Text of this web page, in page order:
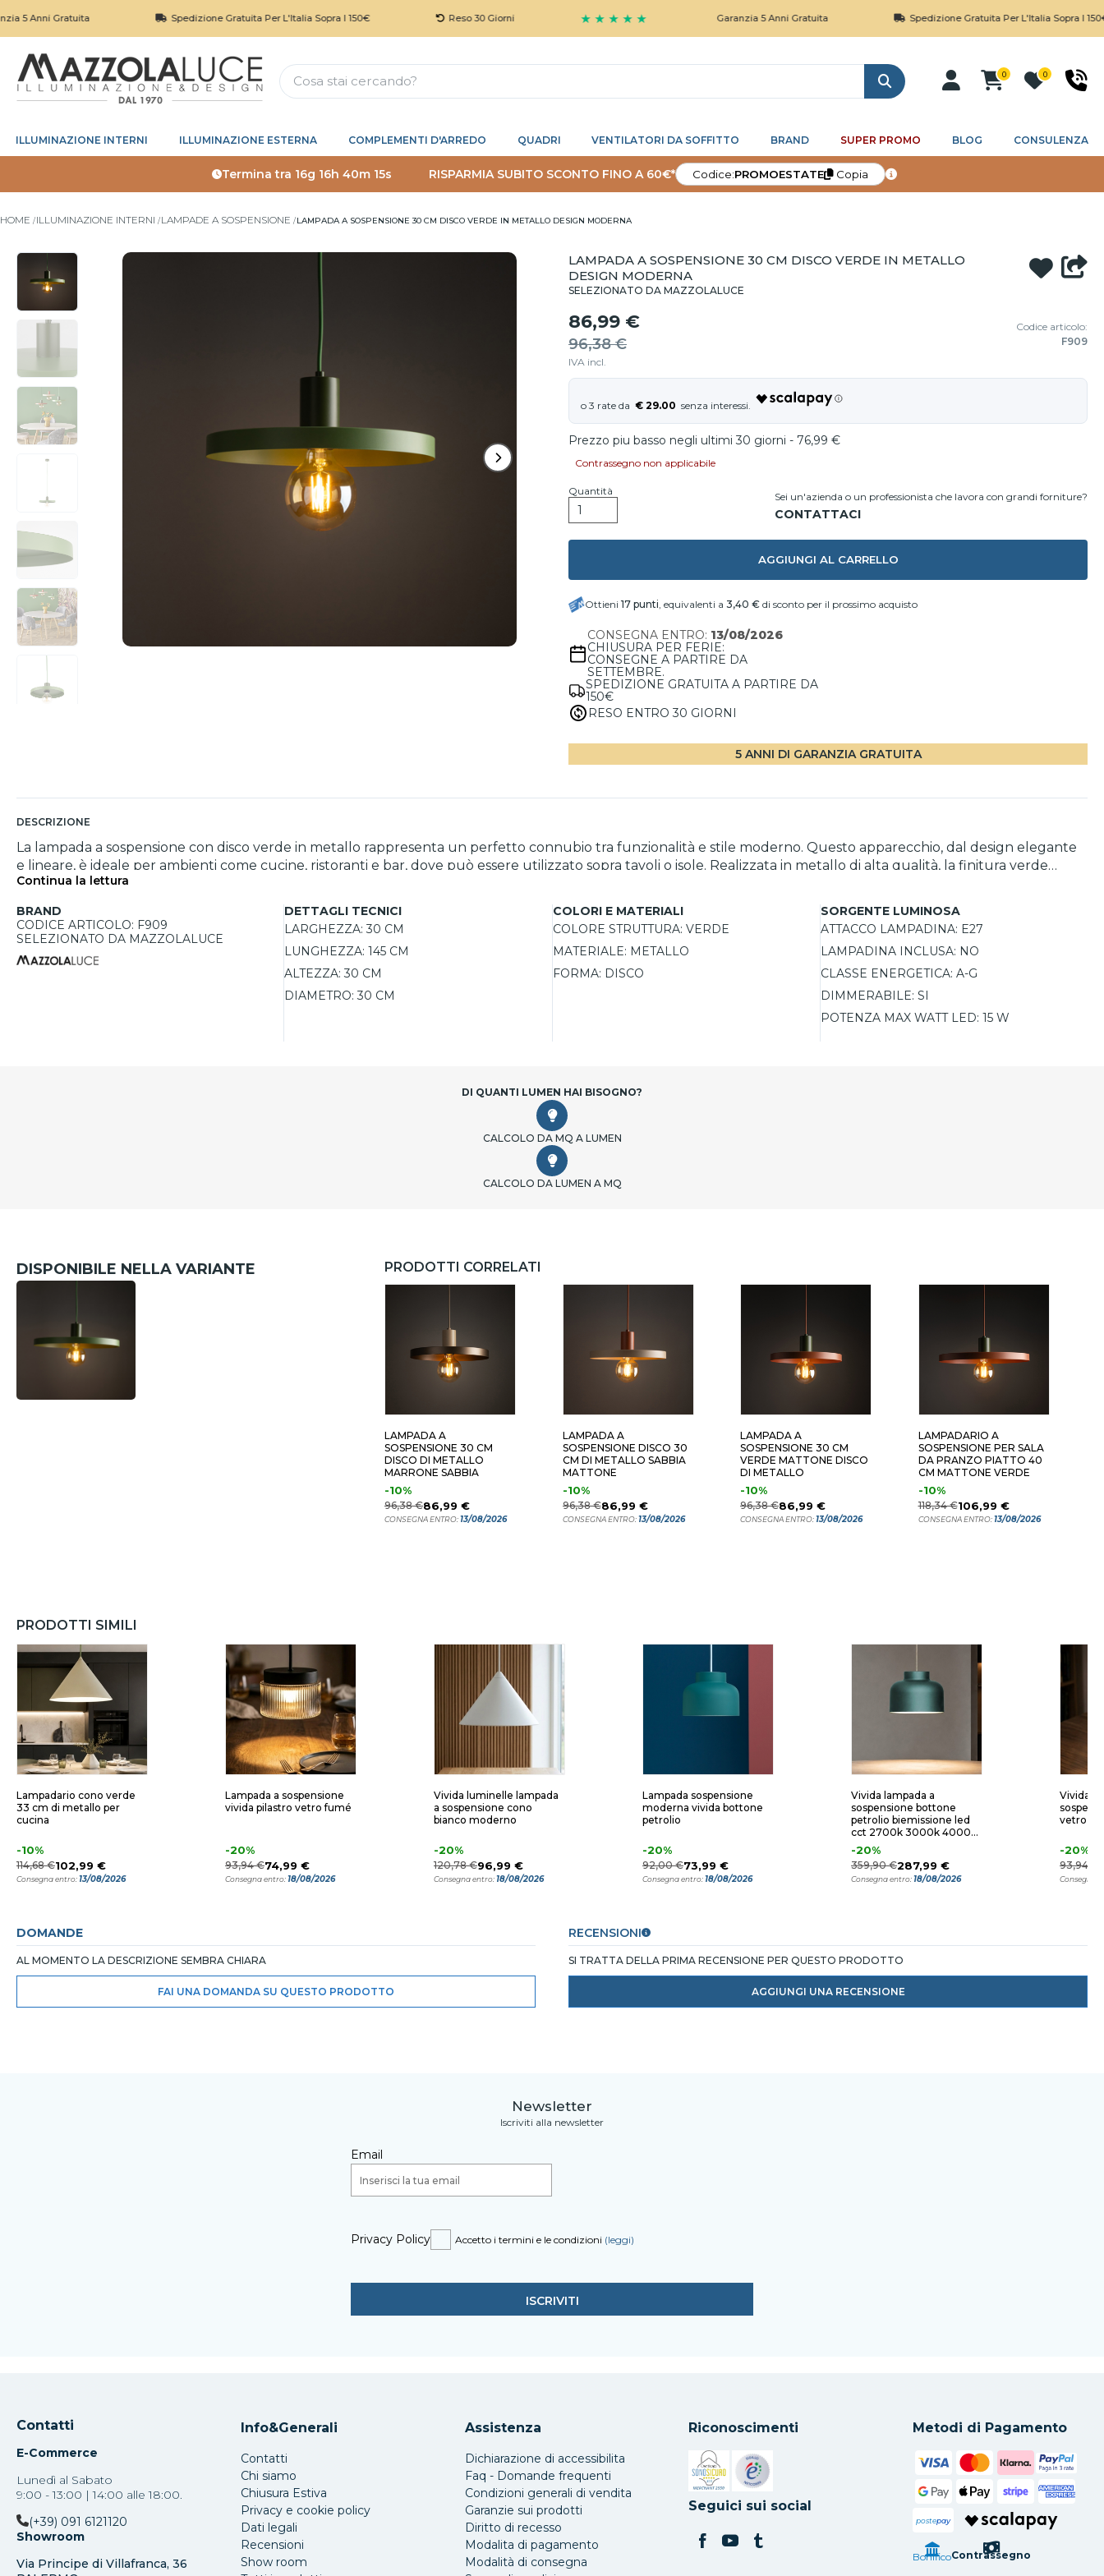
Gratuita Spedizione Gratuita Per L'Italia Sopra I 150€ Reso 30 Giorni ★ ★ ★ ★ ★ Garanzia 5 Anni Gratuita Spedizione Gratuita Per L'Italia Sopra I 150€
Cerca
0 0
ILLUMINAZIONE INTERNI ILLUMINAZIONE ESTERNA COMPLEMENTI D'ARREDO QUADRI VENTILATORI DA SOFFITTO BRAND SUPER PROMO BLOG CONSULENZA
Termina tra 16g 16h 40m 14s RISPARMIA SUBITO SCONTO FINO A 60€* Codice:PROMOESTATE Copia
HOME ILLUMINAZIONE INTERNI LAMPADE A SOSPENSIONE LAMPADA A SOSPENSIONE 30 CM DISCO VERDE IN METALLO DESIGN MODERNA
LAMPADA A SOSPENSIONE 30 CM DISCO VERDE IN METALLO
DESIGN MODERNA
SELEZIONATO DA MAZZOLALUCE
86,99 €
96,38 €
IVA incl.
Codice articolo:
F909
€ 29.00
Prezzo piu basso negli ultimi 30 giorni - 76,99 €
Contrassegno non applicabile
Quantità Sei un'azienda o un professionista che lavora con grandi forniture?
AGGIUNGI AL CARRELLO
Ottieni 17 punti, equivalenti a 3,40 € di sconto per il prossimo acquisto
CONSEGNA ENTRO: 13/08/2026
CHIUSURA PER FERIE:
CONSEGNE A PARTIRE DA
SETTEMBRE.
SPEDIZIONE GRATUITA A PARTIRE DA
150€
RESO ENTRO 30 GIORNI
5 ANNI DI GARANZIA GRATUITA
DESCRIZIONE
La lampada a sospensione con disco verde in metallo rappresenta un perfetto connubio tra funzionalità e stile moderno. Questo apparecchio, dal design elegante
e lineare, è ideale per ambienti come cucine, ristoranti e bar, dove può essere utilizzato sopra tavoli o isole. Realizzata in metallo di alta qualità, la finitura verde
conferisce un tocco fresco e contemporaneo, rendendola un elemento distintivo in qualsiasi spazio. La lampada è progettata per l'uso con lampadine E27,
consentendo di personalizzare l'intensità luminosa e la temperatura del colore in base alle esigenze. Grazie alla sua altezza regolabile, può adattarsi perfettamente
a diverse altezze di soffitto, garantendo sempre un'illuminazione ottimale.
Continua la lettura
BRAND
CODICE ARTICOLO: F909
SELEZIONATO DA MAZZOLALUCE
DETTAGLI TECNICI
LARGHEZZA: 30 CM
LUNGHEZZA: 145 CM
ALTEZZA: 30 CM
DIAMETRO: 30 CM
COLORI E MATERIALI
COLORE STRUTTURA: VERDE
MATERIALE: METALLO
FORMA: DISCO
SORGENTE LUMINOSA
ATTACCO LAMPADINA: E27
LAMPADINA INCLUSA: NO
CLASSE ENERGETICA: A-G
DIMMERABILE: SI
POTENZA MAX WATT LED: 15 W
DI QUANTI LUMEN HAI BISOGNO?
CALCOLO DA MQ A LUMEN
CALCOLO DA LUMEN A MQ
DISPONIBILE NELLA VARIANTE PRODOTTI CORRELATI
LAMPADA A
SOSPENSIONE 30 CM
DISCO DI METALLO
MARRONE SABBIA
-10%
96,38 €86,99 €
CONSEGNA ENTRO:13/08/2026
LAMPADA A
SOSPENSIONE DISCO 30
CM DI METALLO SABBIA
MATTONE
-10%
96,38 €86,99 €
CONSEGNA ENTRO:13/08/2026
LAMPADA A
SOSPENSIONE 30 CM
VERDE MATTONE DISCO
DI METALLO
-10%
96,38 €86,99 €
CONSEGNA ENTRO:13/08/2026
LAMPADARIO A
SOSPENSIONE PER SALA
DA PRANZO PIATTO 40
CM MATTONE VERDE
-10%
118,34 €106,99 €
CONSEGNA ENTRO:13/08/2026
PRODOTTI SIMILI
Lampadario cono verde
33 cm di metallo per
cucina
-10%
114,68 €102,99 €
Consegna entro:13/08/2026
Lampada a sospensione
vivida pilastro vetro fumé
-20%
93,94 €74,99 €
Consegna entro:18/08/2026
Vivida luminelle lampada
a sospensione cono
bianco moderno
-20%
120,78 €96,99 €
Consegna entro:18/08/2026
Lampada sospensione
moderna vivida bottone
petrolio
-20%
92,00 €73,99 €
Consegna entro:18/08/2026
Vivida lampada a
sospensione bottone
petrolio biemissione led
cct 2700k 3000k 4000k
dimmerabile con
telecomando
-20%
359,90 €287,99 €
Consegna entro:18/08/2026
Vivida
vetro
-20%
93,94 €
Consegna
DOMANDE
AL MOMENTO LA DESCRIZIONE SEMBRA CHIARA
FAI UNA DOMANDA SU QUESTO PRODOTTO
RECENSIONI
SI TRATTA DELLA PRIMA RECENSIONE PER QUESTO PRODOTTO
AGGIUNGI UNA RECENSIONE
Newsletter
Iscriviti alla newsletter
Email
Privacy Policy Accetto i termini e le condizioni (leggi)
Contatti
E-Commerce
Lunedì al Sabato
9:00 - 13:00 | 14:00 alle 18:00.
(+39) 091 6121120
Showroom
Via Principe di Villafranca, 36
Info&Generali
Contatti
Chi siamo
Chiusura Estiva
Privacy e cookie policy
Dati legali
Recensioni
Show room
Assistenza
Dichiarazione di accessibilita
Faq - Domande frequenti
Condizioni generali di vendita
Garanzie sui prodotti
Diritto di recesso
Modalita di pagamento
Modalità di consegna
Riconoscimenti
Si apre in una nuova scheda
Si apre in una nuova scheda
Seguici sui social
Metodi di Pagamento
postepay
BonificoContrassegno